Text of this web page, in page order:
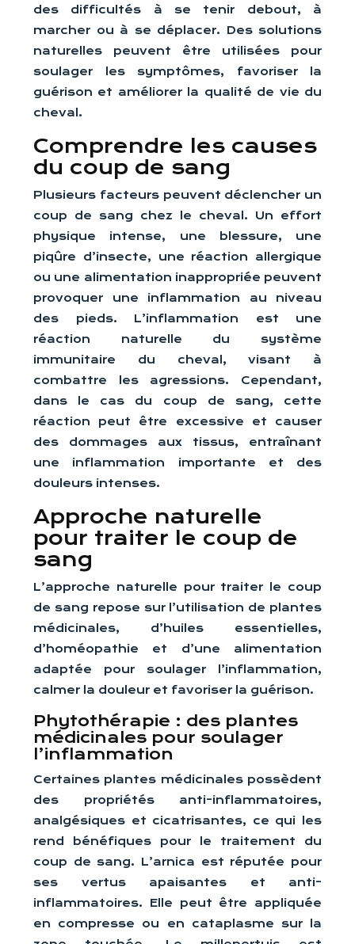
des difficultés à se tenir debout, à
marcher ou à se déplacer. Des solutions
naturelles peuvent être utilisées pour
soulager les symptômes, favoriser la
guérison et améliorer la qualité de vie du
cheval.
Comprendre les causes
du coup de sang
Plusieurs facteurs peuvent déclencher un
coup de sang chez le cheval. Un effort
physique intense, une blessure, une
piqûre d’insecte, une réaction allergique
ou une alimentation inappropriée peuvent
provoquer une inflammation au niveau
des pieds. L’inflammation est une
réaction naturelle du système
immunitaire du cheval, visant à
combattre les agressions. Cependant,
dans le cas du coup de sang, cette
réaction peut être excessive et causer
des dommages aux tissus, entraînant
une inflammation importante et des
douleurs intenses.
Approche naturelle
pour traiter le coup de
sang
L’approche naturelle pour traiter le coup
de sang repose sur l’utilisation de plantes
médicinales, d’huiles essentielles,
d’homéopathie et d’une alimentation
adaptée pour soulager l’inflammation,
calmer la douleur et favoriser la guérison.
Phytothérapie : des plantes
médicinales pour soulager
l’inflammation
Certaines plantes médicinales possèdent
des propriétés anti-inflammatoires,
analgésiques et cicatrisantes, ce qui les
rend bénéfiques pour le traitement du
coup de sang. L’arnica est réputée pour
ses vertus apaisantes et anti-
inflammatoires. Elle peut être appliquée
en compresse ou en cataplasme sur la